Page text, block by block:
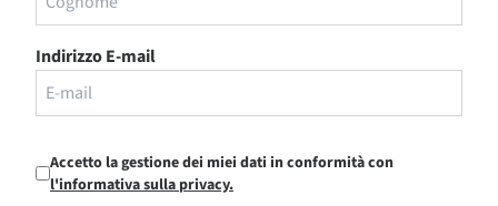
Indirizzo E-mail
Accetto la gestione dei miei dati in conformità con
l'informativa sulla privacy.